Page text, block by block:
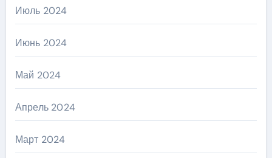
Июль 2024
Июнь 2024
Май 2024
Апрель 2024
Март 2024